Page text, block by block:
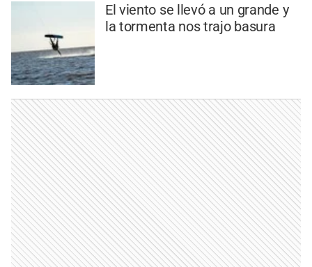
El viento se llevó a un grande y
la tormenta nos trajo basura